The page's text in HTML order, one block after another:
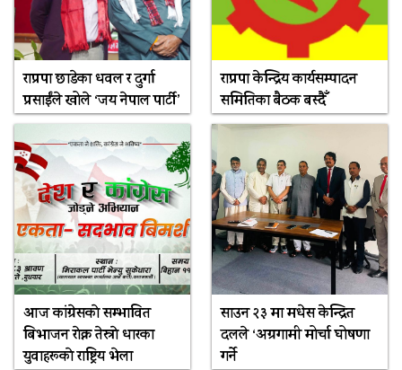
राप्रपा छाडेका धवल र दुर्गा
प्रसाईंले खोले ‘जय नेपाल पार्टी’
राप्रपा केन्द्रिय कार्यसम्पादन
समितिका बैठक बस्दैँ
आज कांग्रेसकाे सम्भावित
बिभाजन राेक्न तेस्राे धारका
युवाहरूकाे राष्ट्रिय भेला
साउन २३ मा मधेस केन्द्रित
दलले ‘अग्रगामी मोर्चा घोषणा
गर्ने